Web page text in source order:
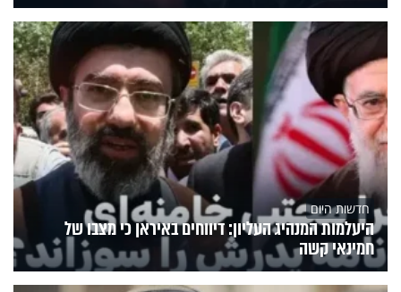
חדשות היום
היעלמות המנהיג העליון: דיווחים באיראן כי מצבו של
חמינאי קשה